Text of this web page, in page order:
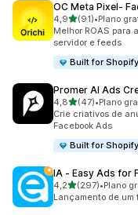
OC Meta Pixel‑
4,9de 5 estrelas
(91)
91 avaliações ao
•Plano
Melhor ROAS para
servidor e feeds
Built for Shopify
Promer AI Ads
4,8de 5 estrelas
(47)
47 avaliações ao
•Plano
Crie criativos de
Facebook Ads
Built for Shopify
IA ‑ Easy Ads for
4,2de 5 estrelas
(297)
297 avaliações ao
•Plano
Lançamento de